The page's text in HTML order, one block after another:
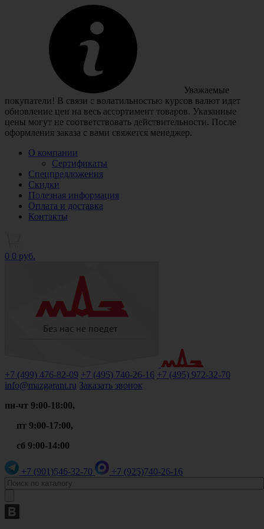
Уважаемые
покупатели! В связи с волатильностью курсов валют идет
обновление цен на весь ассортимент товаров. Указанные
цены могут не соответствовать действительности. После
оформления заказа с вами свяжется менеджер.
О компании
Сертификаты
Спецпредложения
Скидки
Полезная информация
Оплата и доставка
Контакты
0 0 руб.
+7 (499) 476-82-09 +7 (495) 740-26-16 +7 (495) 972-32-70
info@mazgarant.ru Заказать звонок
пн-чт 9:00-18:00,
пт 9:00-17:00,
сб 9:00-14:00
+7 (901)546-32-70 +7 (925)740-26-16